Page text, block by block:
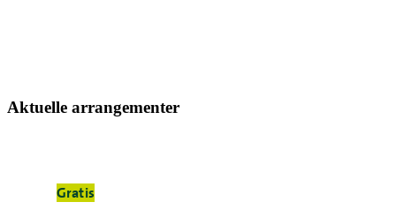
Aktuelle arrangementer
Gratis